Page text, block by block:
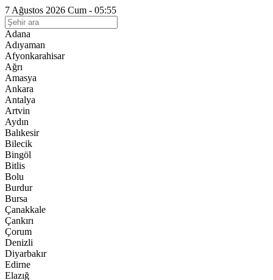
7 Ağustos 2026 Cum - 05:55
Adana
Adıyaman
Afyonkarahisar
Ağrı
Amasya
Ankara
Antalya
Artvin
Aydın
Balıkesir
Bilecik
Bingöl
Bitlis
Bolu
Burdur
Bursa
Çanakkale
Çankırı
Çorum
Denizli
Diyarbakır
Edirne
Elazığ